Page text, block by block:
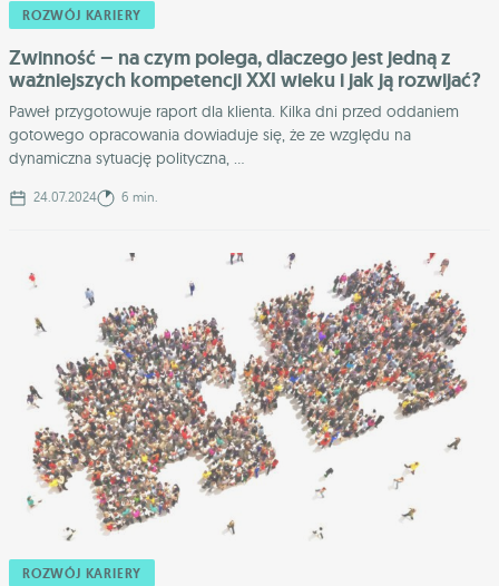
ROZWÓJ KARIERY
Zwinność – na czym polega, dlaczego jest jedną z
ważniejszych kompetencji XXI wieku i jak ją rozwijać?
Paweł przygotowuje raport dla klienta. Kilka dni przed oddaniem
gotowego opracowania dowiaduje się, że ze względu na
dynamiczna sytuację polityczna, ...
24.07.2024 6 min.
ROZWÓJ KARIERY